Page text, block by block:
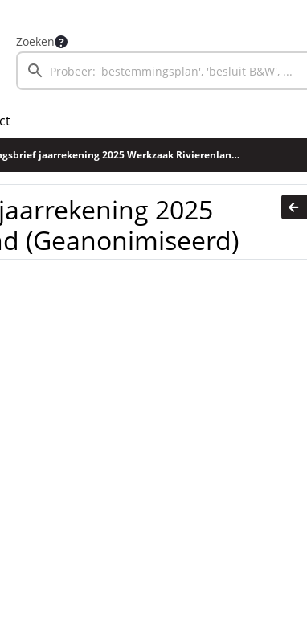
Zoeken
jaarrekening 2025 Werkzaak Rivierenland (Geanonimiseerd)
2025
(Geanonimiseerd)